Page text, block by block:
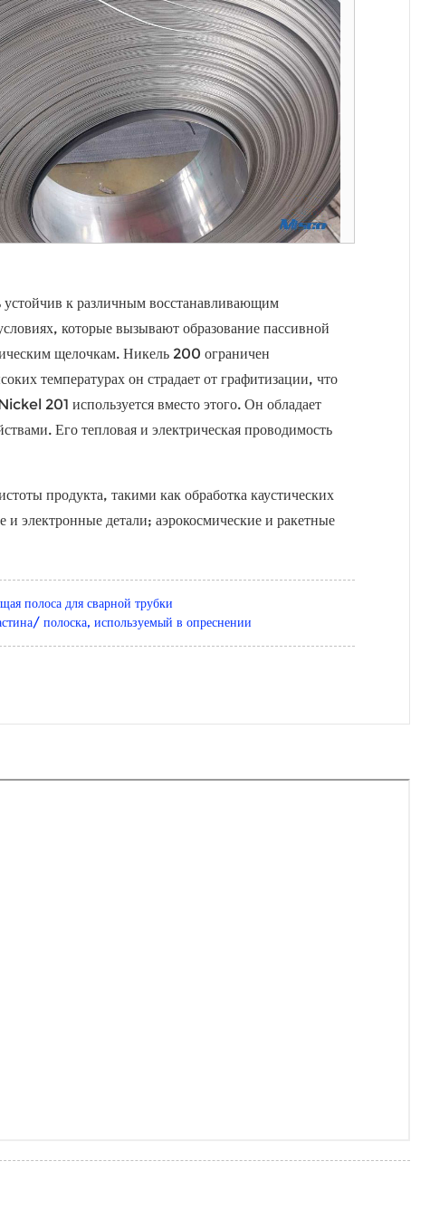
к различным восстанавливающим
которые вызывают образование пассивной
щелочкам. Никель 200 ограничен
температурах он страдает от графитизации, что
201 используется вместо этого. Он обладает
Его тепловая и электрическая проводимость
продукта, такими как обработка каустических
электронные детали; аэрокосмические и ракетные
для сварной трубки
полоска, используемый в опреснении